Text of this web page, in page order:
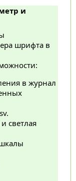
и
шрифта в
в журнал
светлая